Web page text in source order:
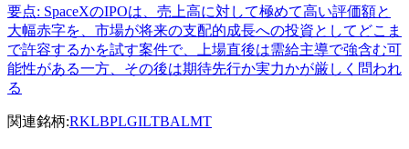
要点: SpaceXのIPOは、売上高に対して極めて高い評価額と
大幅赤字を、市場が将来の支配的成長への投資としてどこま
で許容するかを試す案件で、上場直後は需給主導で強含む可
能性がある一方、その後は期待先行か実力かが厳しく問われ
る
関連銘柄:RKLBPLGILTBALMT